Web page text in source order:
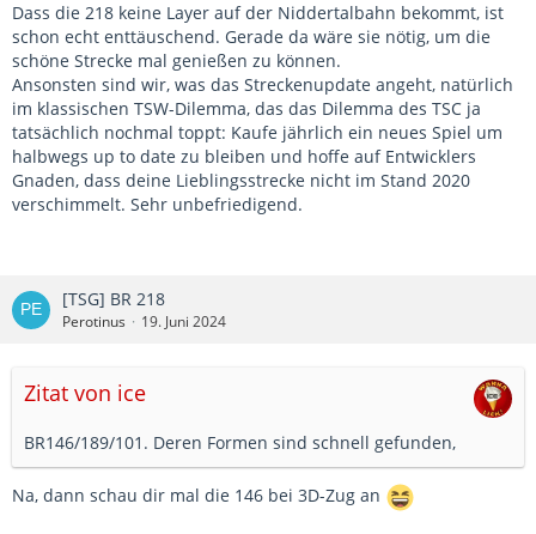
Dass die 218 keine Layer auf der Niddertalbahn bekommt, ist
schon echt enttäuschend. Gerade da wäre sie nötig, um die
schöne Strecke mal genießen zu können.
Ansonsten sind wir, was das Streckenupdate angeht, natürlich
im klassischen TSW-Dilemma, das das Dilemma des TSC ja
tatsächlich nochmal toppt: Kaufe jährlich ein neues Spiel um
halbwegs up to date zu bleiben und hoffe auf Entwicklers
Gnaden, dass deine Lieblingsstrecke nicht im Stand 2020
verschimmelt. Sehr unbefriedigend.
[TSG] BR 218
Perotinus 19. Juni 2024
Zitat von ice
BR146/189/101. Deren Formen sind schnell gefunden,
Na, dann schau dir mal die 146 bei 3D-Zug an